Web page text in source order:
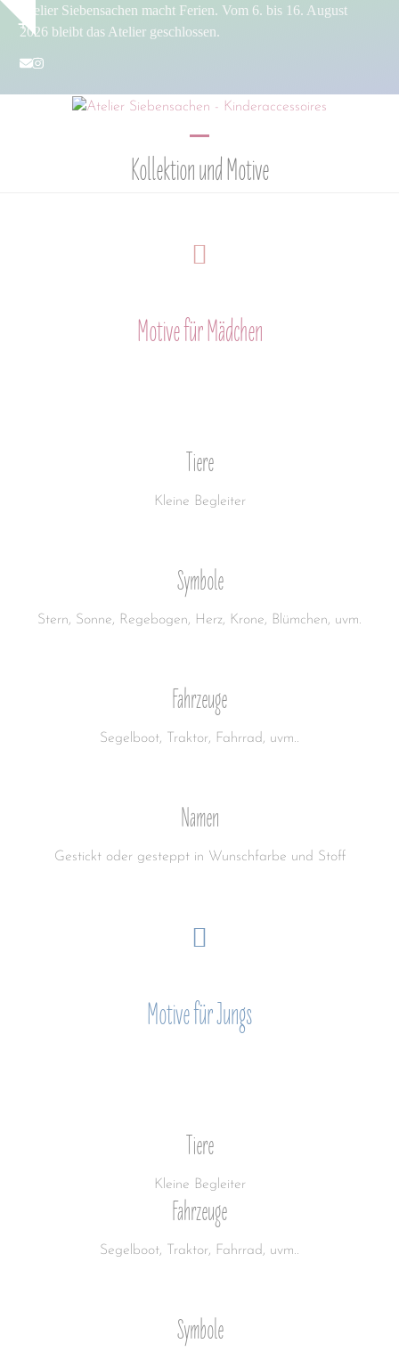
Skip
Show
Atelier Siebensachen macht Ferien. Vom 6. bis 16. August
2026 bleibt das Atelier geschlossen.
E-Instagram
Open
mobile
Close
mobile
Kollektion und Motive
Motive für Mädchen
Tiere
Kleine Begleiter
Symbole
Stern, Sonne, Regebogen, Herz, Krone, Blümchen, uvm.
Fahrzeuge
Segelboot, Traktor, Fahrrad, uvm..
Namen
Gestickt oder gesteppt in Wunschfarbe und Stoff
Motive für Jungs
Tiere
Kleine Begleiter
Fahrzeuge
Segelboot, Traktor, Fahrrad, uvm..
Symbole